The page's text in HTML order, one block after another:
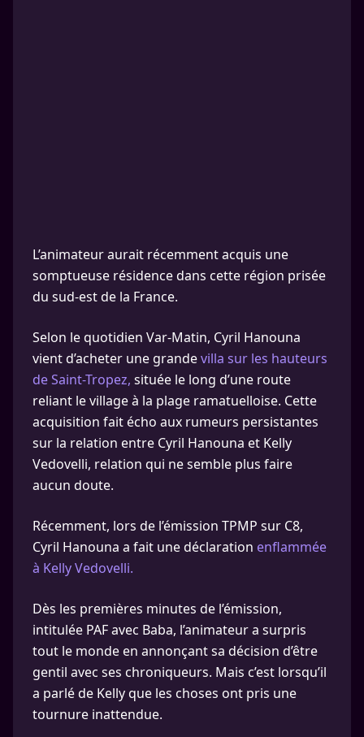
L’animateur aurait récemment acquis une
somptueuse résidence dans cette région prisée
du sud-est de la France.
Selon le quotidien Var-Matin, Cyril Hanouna
vient d’acheter une grandevilla sur les hauteurs
de Saint-Tropez, située le long d’une route
reliant le village à la plage ramatuelloise. Cette
acquisition fait écho aux rumeurs persistantes
sur la relation entre Cyril Hanouna et Kelly
Vedovelli, relation qui ne semble plus faire
aucun doute.
Récemment, lors de l’émission TPMP sur C8,
Cyril Hanouna a fait une déclaration enflammée
à Kelly Vedovelli.
Dès les premières minutes de l’émission,
intitulée PAF avec Baba, l’animateur a surpris
tout le monde en annonçant sa décision d’être
gentil avec ses chroniqueurs. Mais c’est lorsqu’il
a parlé de Kelly que les choses ont pris une
tournure inattendue.